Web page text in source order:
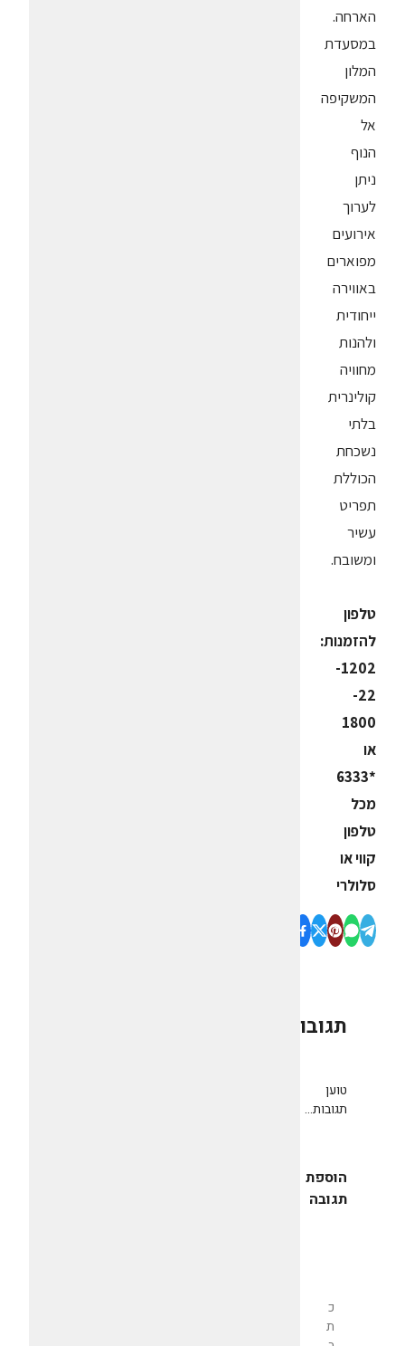
הארחה.
במסעדת
המלון
המשקיפה
אל
הנוף
ניתן
לערוך
אירועים
מפוארים
באווירה
ייחודית
ולהנות
מחוויה
קולינרית
בלתי
נשכחת
הכוללת
תפריט
עשיר
ומשובח.
טלפון
להזמנות:
1202-
22-
1800
או
*6333
מכל
טלפון
קווי או
סלולרי
תגובות
טוען
תגובות...
הוספת
תגובה